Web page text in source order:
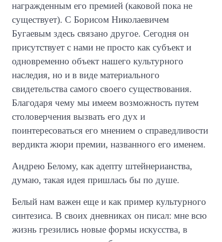
награжденным его премией (каковой пока не
существует). С Борисом Николаевичем
Бугаевым здесь связано другое. Сегодня он
присутствует с нами не просто как субъект и
одновременно объект нашего культурного
наследия, но и в виде материального
свидетельства самого своего существования.
Благодаря чему мы имеем возможность путем
столоверчения вызвать его дух и
поинтересоваться его мнением о справедливости
вердикта жюри премии, названного его именем.
Андрею Белому, как адепту штейнерианства,
думаю, такая идея пришлась бы по душе.
Белый нам важен еще и как пример культурного
синтезиса. В своих дневниках он писал: мне всю
жизнь грезились новые формы искусства, в